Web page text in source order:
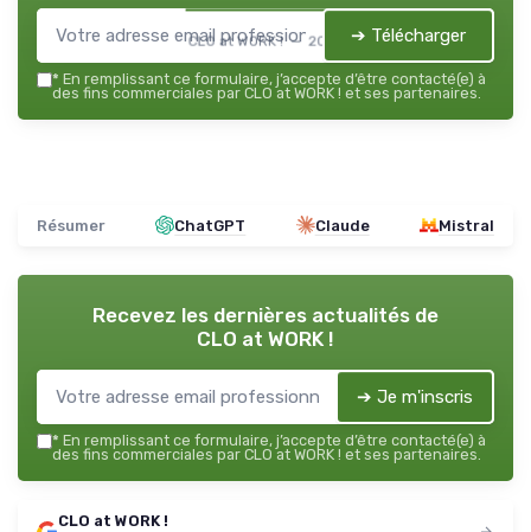
CLO at WORK ! — 2026 ➔ Télécharger
* En remplissant ce formulaire, j’accepte d’être contacté(e) à
des fins commerciales par CLO at WORK ! et ses partenaires.
Résumer ChatGPT Claude Mistral
Recevez les dernières actualités de
CLO at WORK !
➔ Je m'inscris
* En remplissant ce formulaire, j’accepte d’être contacté(e) à
des fins commerciales par CLO at WORK ! et ses partenaires.
CLO at WORK !